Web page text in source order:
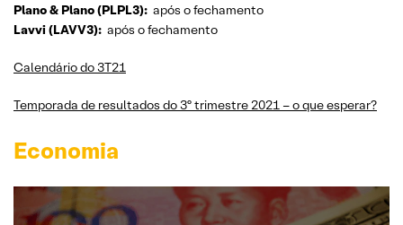
Plano & Plano (PLPL3): após o fechamento
Lavvi (LAVV3): após o fechamento
Calendário do 3T21
Temporada de resultados do 3º trimestre 2021 – o que esperar?
Economia